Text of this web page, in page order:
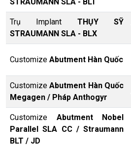
Trụ Implant THỤY SỸ
STRAUMANN SLA - BLX
Customize Abutment Hàn Quốc
CustomizeAbutment Hàn Quốc
Megagen / Pháp Anthogyr
Customize Abutment Nobel
Parallel SLA CC / Straumann
BLT / JD